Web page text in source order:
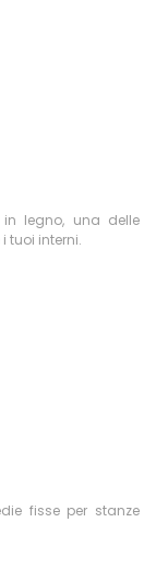
legno, una delle
tuoi interni.
fisse per stanze